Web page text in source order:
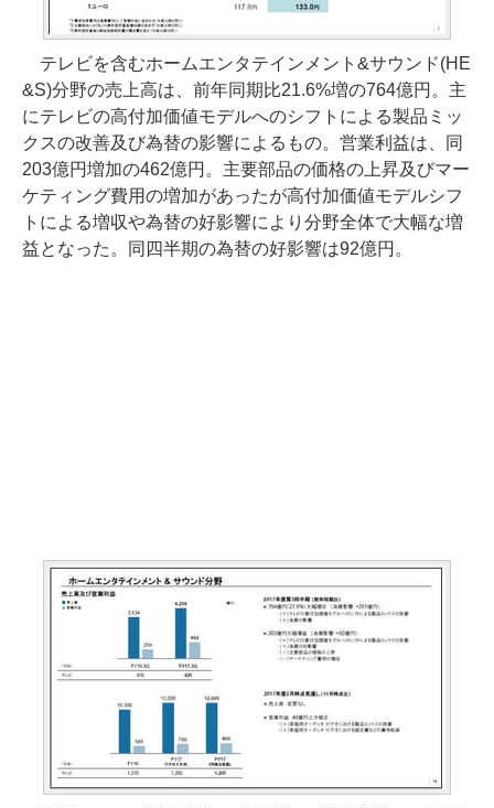
テレビを含むホームエンタテインメント&サウンド(HE
&S)分野の売上高は、前年同期比21.6%増の764億円。主
にテレビの高付加価値モデルへのシフトによる製品ミッ
クスの改善及び為替の影響によるもの。営業利益は、同
203億円増加の462億円。主要部品の価格の上昇及びマー
ケティング費用の増加があったが高付加価値モデルシフ
トによる増収や為替の好影響により分野全体で大幅な増
益となった。同四半期の為替の好影響は92億円。